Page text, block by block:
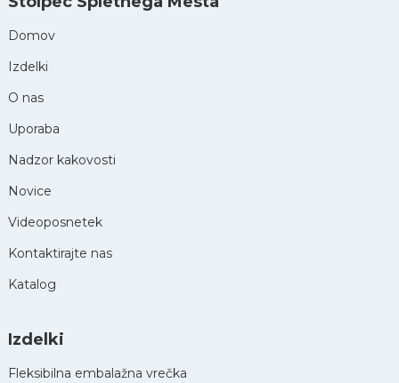
Domov
Izdelki
O nas
Uporaba
Nadzor kakovosti
Novice
Videoposnetek
Kontaktirajte nas
Katalog
Izdelki
Fleksibilna embalažna vrečka